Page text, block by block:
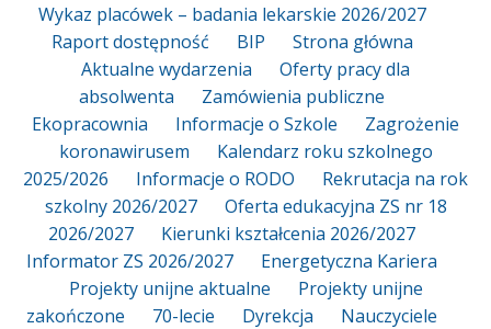
Wykaz placówek – badania lekarskie 2026/2027
Raport dostępność
BIP
Strona główna
Aktualne wydarzenia
Oferty pracy dla
absolwenta
Zamówienia publiczne
Ekopracownia
Informacje o Szkole
Zagrożenie
koronawirusem
Kalendarz roku szkolnego
2025/2026
Informacje o RODO
Rekrutacja na rok
szkolny 2026/2027
Oferta edukacyjna ZS nr 18
2026/2027
Kierunki kształcenia 2026/2027
Informator ZS 2026/2027
Energetyczna Kariera
Projekty unijne aktualne
Projekty unijne
zakończone
70-lecie Dyrekcja
Nauczyciele